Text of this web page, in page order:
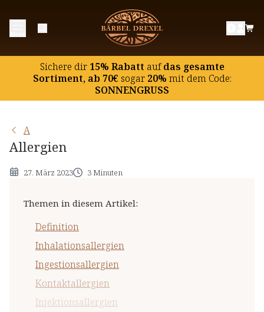
Sichere dir15% Rabatt aufdas gesamte
Sortiment, ab 70€ sogar20% mit dem Code:
SONNENGRUSS
A
Allergien
27. März 2023 3 Minuten
Themen in diesem Artikel:
Definition
Inhalationsallergien
Ingestionsallergien
Kontaktallergien
Injektionsallergien
Definition
Inhalationsallergien
Ingestionsallergien
Kontaktallergien
Injektionsallergien